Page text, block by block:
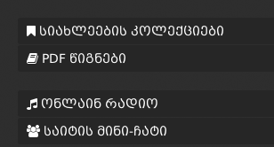
სიახლეების კოლექციები
PDF წიგნები
ონლაინ რადიო
საიტის მინი-ჩატი